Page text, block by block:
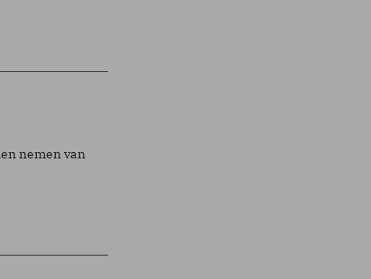
nemen van